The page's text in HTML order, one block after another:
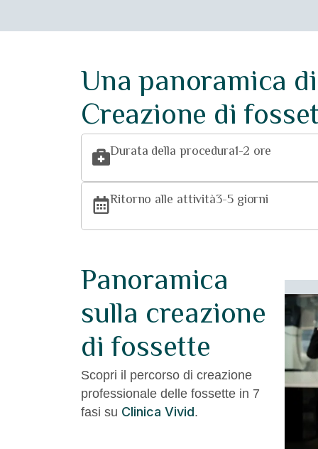
Una panoramica di
Creazione di
Durata della procedura1-2 ore
Ritorno alle attività3-5 giorni
Panoramica
sulla creazione
di fossette
Scopri il percorso di creazione
professionale delle fossette in 7
fasi su Clinica Vivid.
Arrivo e
senza